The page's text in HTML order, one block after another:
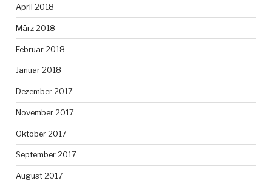
April 2018
März 2018
Februar 2018
Januar 2018
Dezember 2017
November 2017
Oktober 2017
September 2017
August 2017